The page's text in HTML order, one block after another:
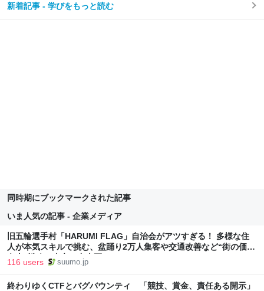
新着記事 - 学びをもっと読む
同時期にブックマークされた記事
いま人気の記事 - 企業メディア
旧五輪選手村「HARUMI FLAG」自治会がアツすぎる！ 多様な住
人が本気スキルで挑む、盆踊り2万人集客や交通改善など“街の価値
向上”戦略 東京・中央区
116 users suumo.jp
終わりゆくCTFとバグバウンティ 「競技、賞金、責任ある開示」